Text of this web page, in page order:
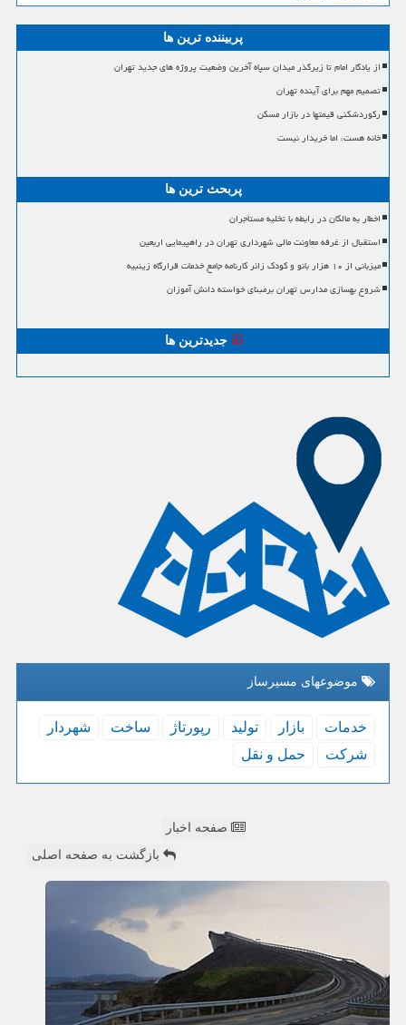
پربیننده ترین ها
از یادگار امام تا زیرگذر میدان سپاه آخرین وضعیت پروژه های جدید تهران
تصمیم مهم برای آینده تهران
رکوردشکنی قیمتها در بازار مسکن
خانه هست، اما خریدار نیست
پربحث ترین ها
اخطار به مالکان در رابطه با تخلیه مستأجران
استقبال از غرفه معاونت مالی شهرداری تهران در راهپیمایی اربعین
میزبانی از ۱۰ هزار بانو و کودک زائر کارنامه جامع خدمات قرارگاه زینبیه
شروع بهسازی مدارس تهران برمبنای خواسته دانش آموزان
جدیدترین ها
موضوعهای مسیرساز
خدمات بازار تولید رپورتاژ ساخت
شهردار
شركت
حمل و نقل
صفحه اخبار
بازگشت به صفحه اصلی